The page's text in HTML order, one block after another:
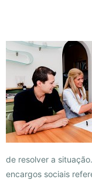
de resolver a
encargos sociais